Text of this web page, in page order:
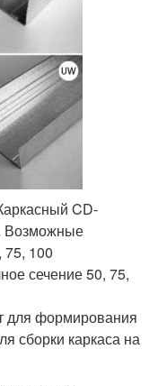
CD-
Возможные
75, 100
сечение 50, 75,
для формирования
сборки каркаса на